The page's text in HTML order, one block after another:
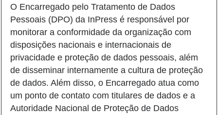
O Encarregado pelo Tratamento de Dados
Pessoais (DPO) da InPress é responsável por
monitorar a conformidade da organização com
disposições nacionais e internacionais de
privacidade e proteção de dados pessoais, além
de disseminar internamente a cultura de proteção
de dados. Além disso, o Encarregado atua como
um ponto de contato com titulares de dados e a
Autoridade Nacional de Proteção de Dados